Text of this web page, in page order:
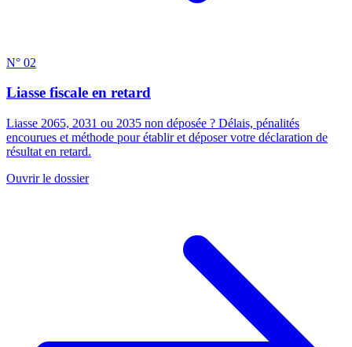
N° 02
Liasse fiscale en retard
Liasse 2065, 2031 ou 2035 non déposée ? Délais, pénalités
encourues et méthode pour établir et déposer votre déclaration de
résultat en retard.
Ouvrir le dossier